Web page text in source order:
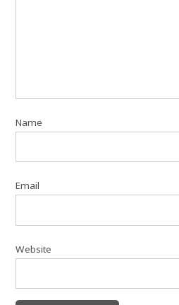
Name
Email
Website